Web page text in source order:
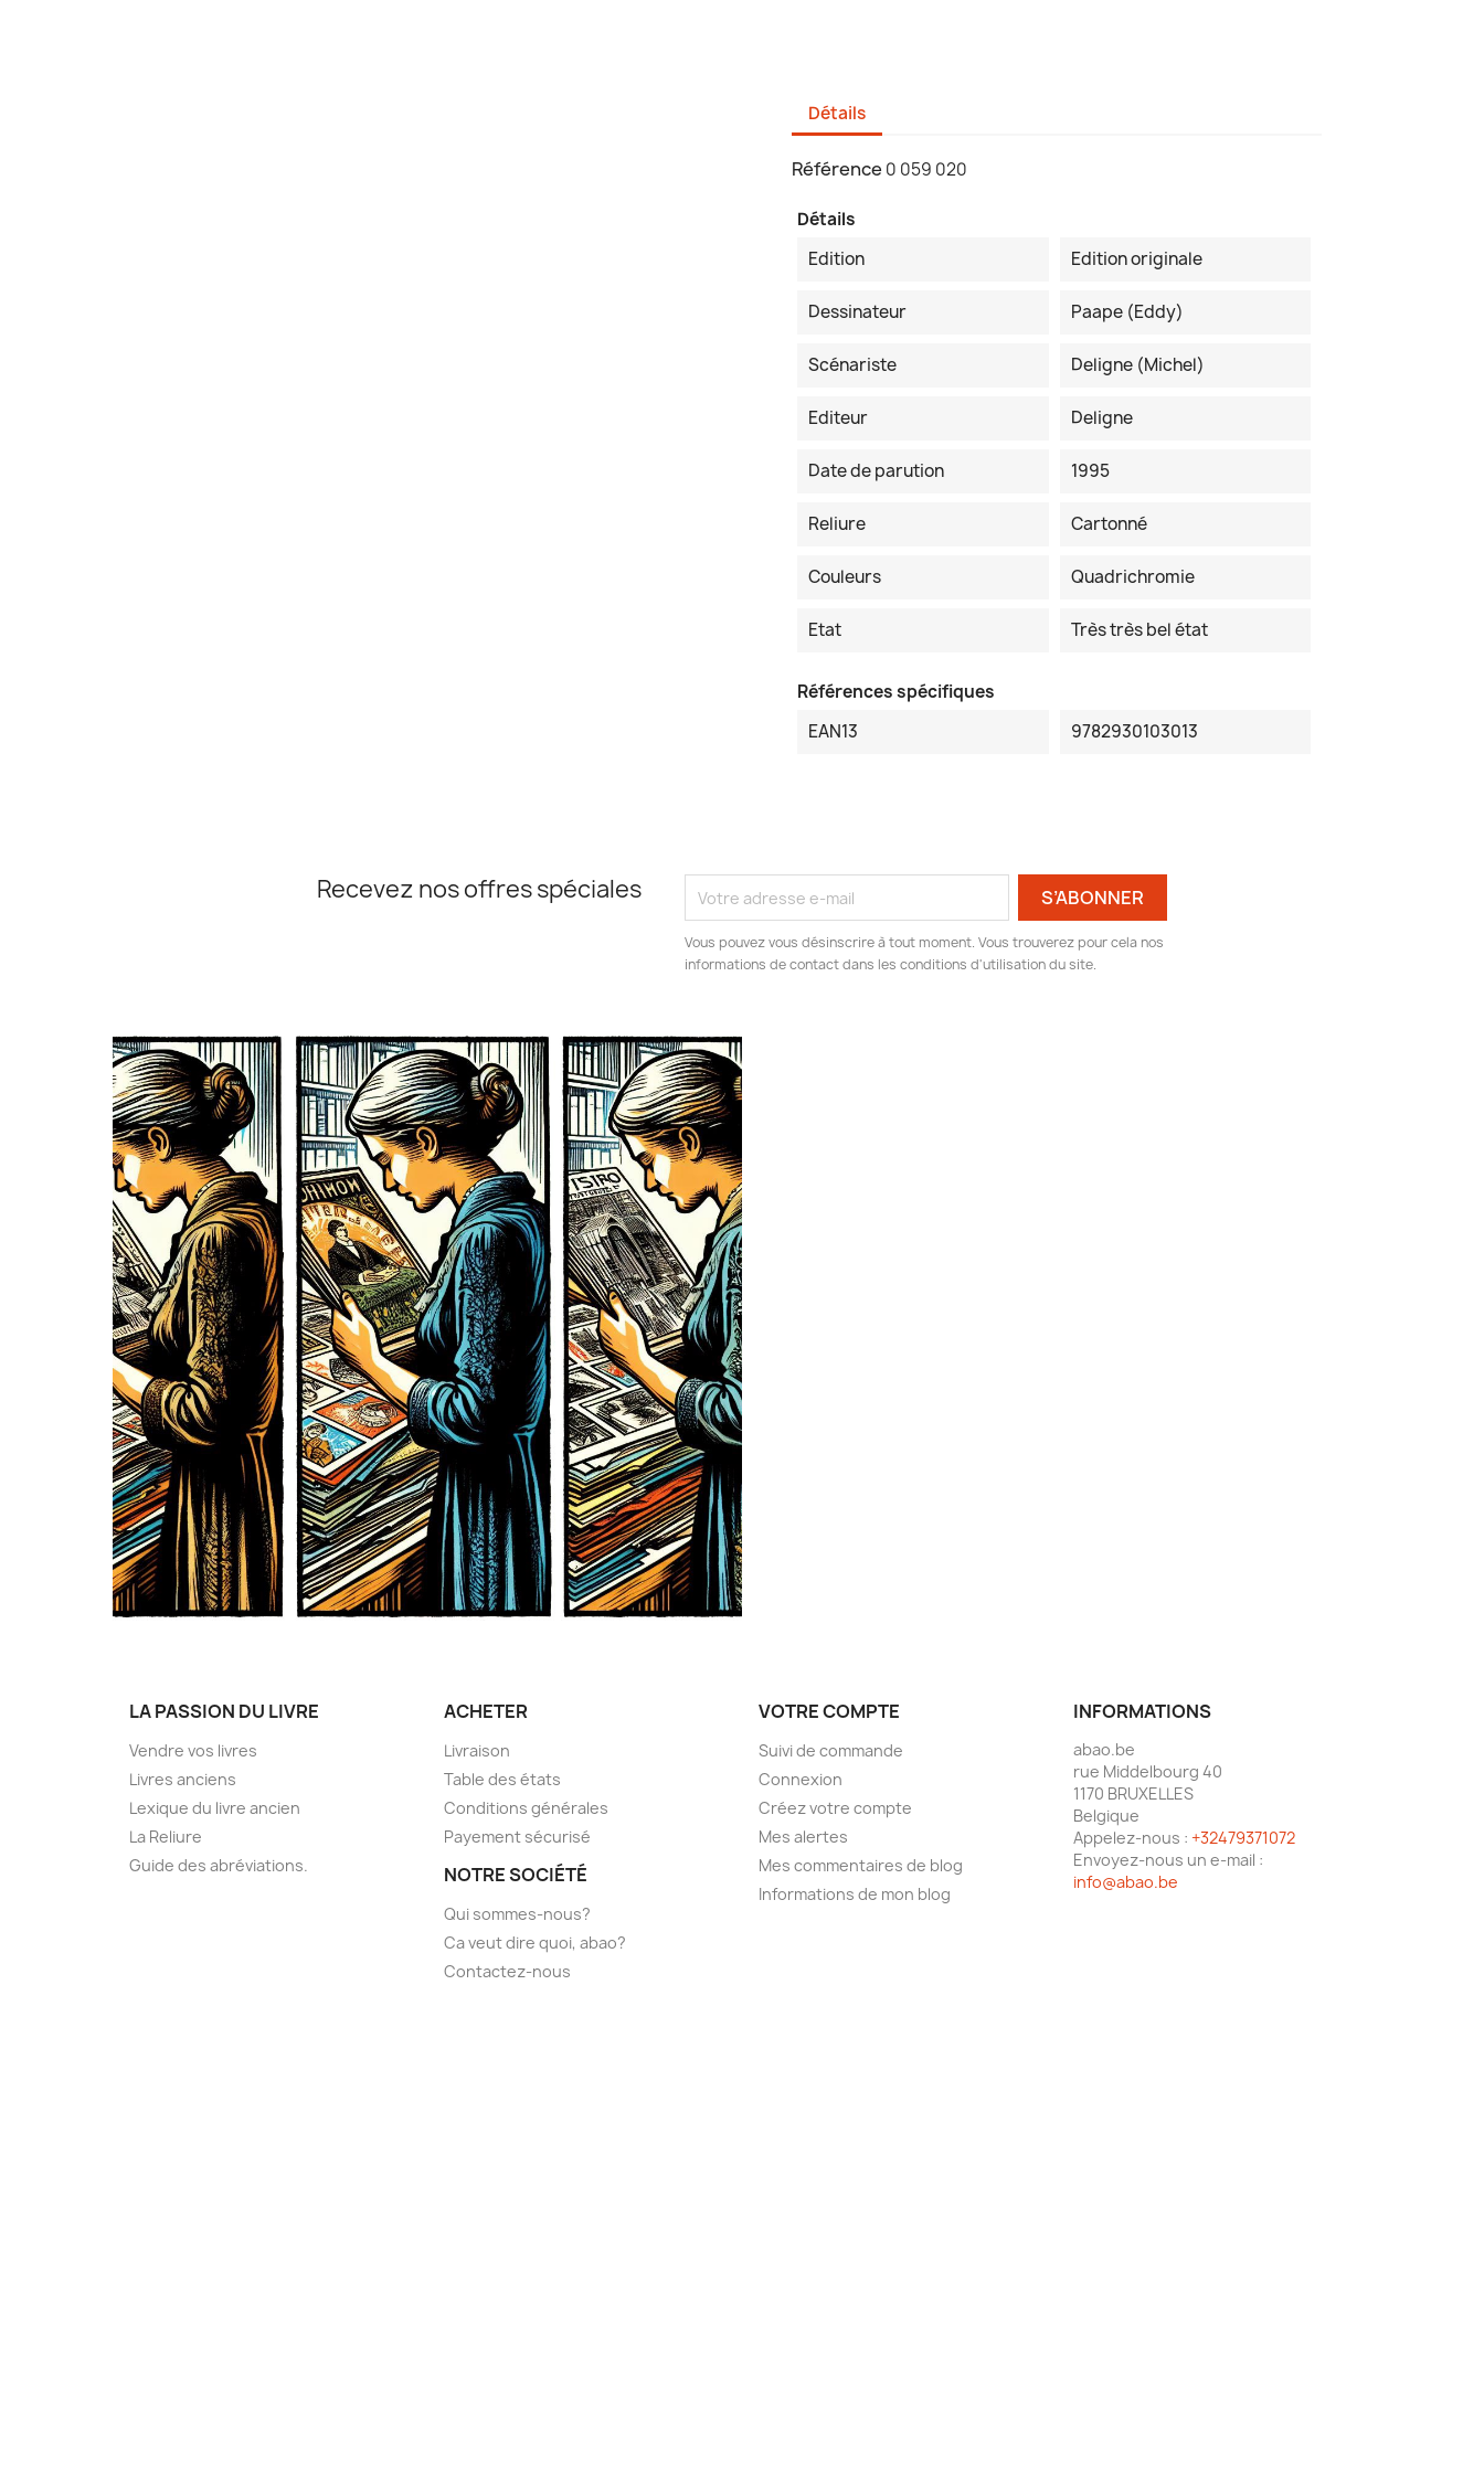
Détails
Référence 0 059 020
Détails
Edition
Edition originale
Dessinateur Paape (Eddy)
Scénariste Deligne (Michel)
Editeur Deligne
Date de parution 1995
Reliure Cartonné
Couleurs Quadrichromie
Etat Très très bel état
Références spécifiques
EAN13
9782930103013
Recevez nos offres spéciales
Vous pouvez vous désinscrire à tout moment. Vous trouverez pour cela nos
informations de contact dans les conditions d'utilisation du site.
LA PASSION DU LIVRE
Vendre vos livres
Livres anciens
Lexique du livre ancien
La Reliure
Guide des abréviations.
ACHETER
Livraison
Table des états
Conditions générales
Payement sécurisé
NOTRE SOCIÉTÉ
Qui sommes-nous?
Ca veut dire quoi, abao?
Contactez-nous
VOTRE COMPTE
Suivi de commande
Connexion
Créez votre compte
Mes alertes
Mes commentaires de blog
Informations de mon blog
INFORMATIONS
abao.be
rue Middelbourg 40
1170 BRUXELLES
Belgique
Appelez-nous : +32479371072
Envoyez-nous un e-mail :
info@abao.be